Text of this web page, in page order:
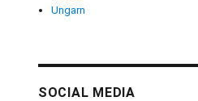
Ungarn
SOCIAL MEDIA